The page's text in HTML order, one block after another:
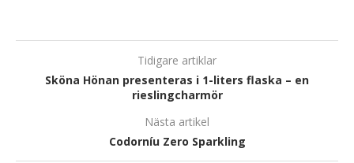
Tidigare artiklar
Sköna Hönan presenteras i 1-liters flaska – en
rieslingcharmör
Nästa artikel
Codorníu Zero Sparkling